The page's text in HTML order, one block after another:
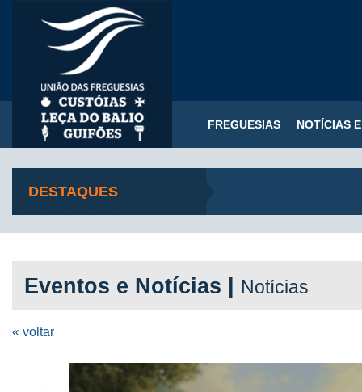
FREGUESIAS NOTÍCIAS
DESTAQUES
Eventos e Notícias | Notícias
« voltar